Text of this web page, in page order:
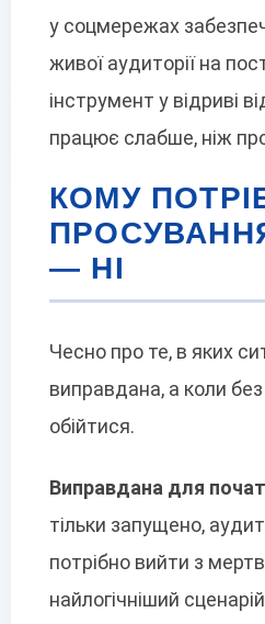
у соцмережах
живої аудиторії на
інструмент у відриві
працює слабше, ніж
КОМУ
— НІ
Чесно про те, в яких
виправдана, а коли
обійтися.
Виправдана для
тільки запущено,
потрібно вийти з
найлогічніший